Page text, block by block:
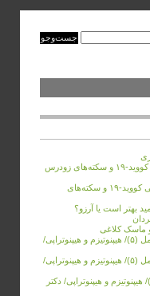
اپیدمی کووید-۱۹ و سکته‌های زودرس
اپیدمی کووید-۱۹ و سکته‌های
بهتر است یا آرزو؟
ماسک کلاغی
طب مکمل (۵)/ هیپنوتیزم و هیپنوتراپی/
طب مکمل (۵)/ هیپنوتیزم و هیپنوتراپی/
طب مکمل (۵)/ هیپنوتیزم و هیپنوتراپی/ دکتر